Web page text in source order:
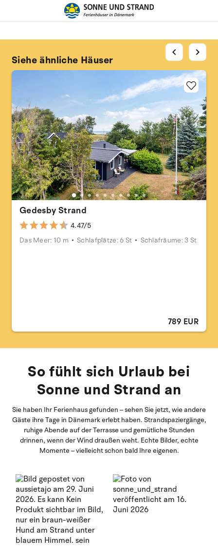
Siehe ähnliche Häuser
Gedesby Strand
4.47/5
Das Meer: 10 m
Schlafplätze: 6 St Schlafräume: 3 St
789 EUR
chevron_left chevron_right
So fühlt sich Urlaub bei
Sonne und Strand an
Sie haben Ihr Ferienhaus gefunden – sehen Sie jetzt, wie andere
Gäste ihre Tage in Dänemark erlebt haben. Strandspaziergänge,
ruhige Abende auf der Terrasse und gemütliche Stunden
drinnen, wenn der Wind draußen weht. Echte Bilder, echte
Momente – vielleicht schon bald Ihre eigenen.